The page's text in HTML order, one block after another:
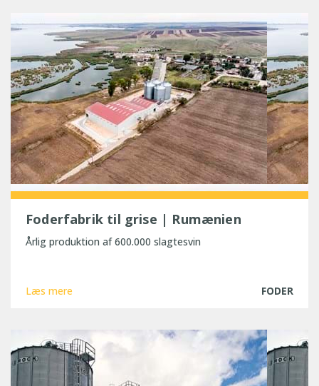
Foderfabrik til grise | Rumænien
Årlig produktion af 600.000 slagtesvin
Læs mere FODER